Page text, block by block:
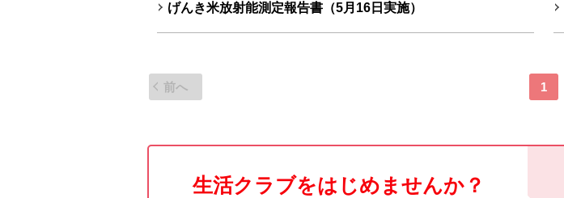
げんき米放射能測定報告書（5月16日実施）
前へ 1
生活クラブをはじめませんか？